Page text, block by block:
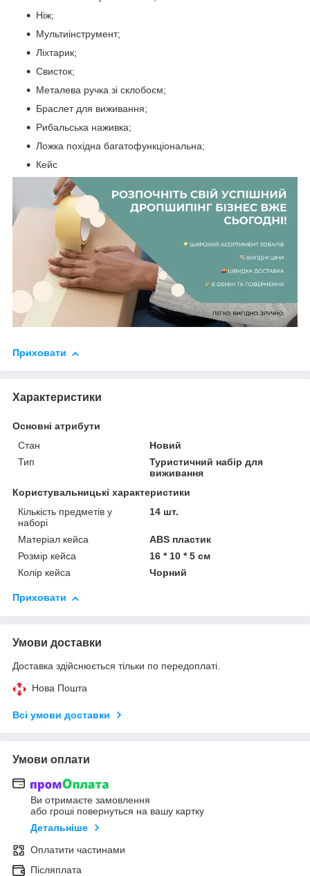
Ніж;
Мультиінструмент;
Ліхтарик;
Свисток;
Металева ручка зі склобоєм;
Браслет для виживання;
Рибальська наживка;
Ложка похідна багатофункціональна;
Кейс
Приховати
Характеристики
Основні атрибути
Стан
Новий
Тип
Туристичний набір для
виживання
Користувальницькі характеристики
Кількість предметів у
наборі
14 шт.
Матеріал кейса
ABS пластик
Розмір кейса
16 * 10 * 5 см
Колір кейса
Чорний
Приховати
Умови доставки
Доставка здійснюється тільки по передоплаті.
Нова Пошта
Всі умови доставки
Умови оплати
Ви отримаєте замовлення
або гроші повернуться на вашу картку
Детальніше
Оплатити частинами
Післяплата